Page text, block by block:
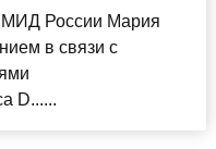
МИД России Мария
в связи с
D......